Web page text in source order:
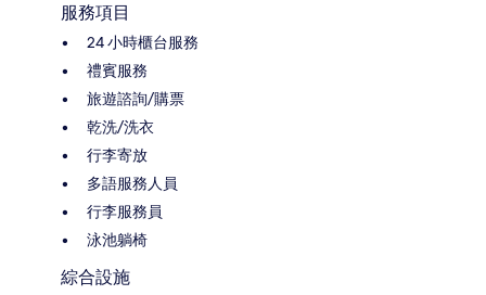
服務項目
24 小時櫃台服務
禮賓服務
旅遊諮詢/購票
乾洗/洗衣
行李寄放
多語服務人員
行李服務員
泳池躺椅
綜合設施